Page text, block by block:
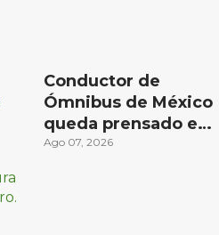
Conductor de
Ómnibus de México
queda prensado en
choque con
Ago 07, 2026